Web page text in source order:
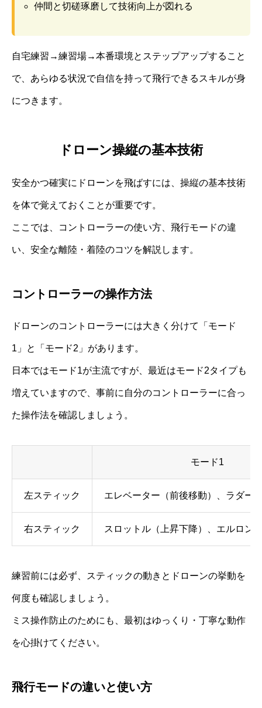
仲間と切磋琢磨して技術向上が図れる
自宅練習→練習場→本番環境とステップアップすること
で、あらゆる状況で自信を持って飛行できるスキルが身
につきます。
ドローン操縦の基本技術
安全かつ確実にドローンを飛ばすには、操縦の基本技術
を体で覚えておくことが重要です。
ここでは、コントローラーの使い方、飛行モードの違
い、安全な離陸・着陸のコツを解説します。
コントローラーの操作方法
ドローンのコントローラーには大きく分けて「モード
1」と「モード2」があります。
日本ではモード1が主流ですが、最近はモード2タイプも
増えていますので、事前に自分のコントローラーに合っ
た操作法を確認しましょう。
モード1
左スティック エレベーター（前後移動）、ラダー
右スティック スロットル（上昇下降）、エルロン
練習前には必ず、スティックの動きとドローンの挙動を
何度も確認しましょう。
ミス操作防止のためにも、最初はゆっくり・丁寧な動作
を心掛けてください。
飛行モードの違いと使い方